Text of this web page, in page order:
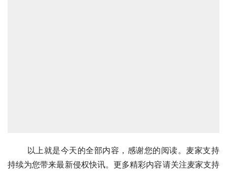
持续为您带来最新侵权快讯。更多精彩内容请关注麦家支持